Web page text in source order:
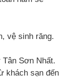
vệ sinh răng.
Tân Sơn Nhất.
khách sạn đến